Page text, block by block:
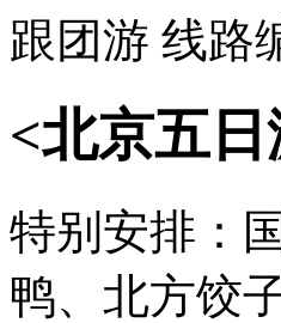
跟团游 线路
<北京五
特别安排：
鸭、北方饺